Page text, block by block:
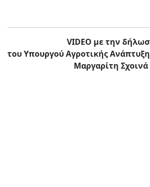
VIDEO με την
του Υπουργού Αγροτικής
Μαργαρίτη Σχοινά